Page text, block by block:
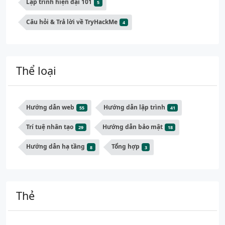
Lập trình hiện đại 101 5
Câu hỏi & Trả lời về TryHackMe 4
Thể loại
Hướng dẫn web 55 Hướng dẫn lập trình 41
Trí tuệ nhân tạo 29 Hướng dẫn bảo mật 18
Hướng dẫn hạ tầng 8 Tổng hợp 3
Thẻ